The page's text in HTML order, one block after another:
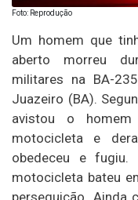
Foto: Reprodução
Um homem que
aberto morreu
militares na BA-
Juazeiro (BA).
avistou o
motocicleta e
obedeceu e
motocicleta bateu
perseguição. Ainda